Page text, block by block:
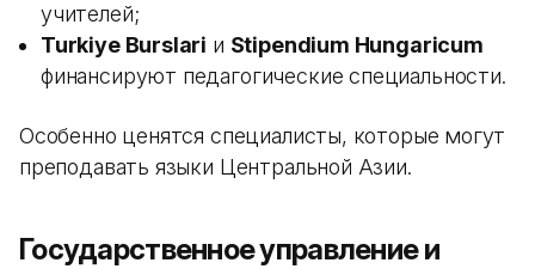
учителей;
Turkiye Burslari и Stipendium Hungaricum
финансируют педагогические специальности.
Особенно ценятся специалисты, которые могут
преподавать языки Центральной Азии.
Государственное управление и